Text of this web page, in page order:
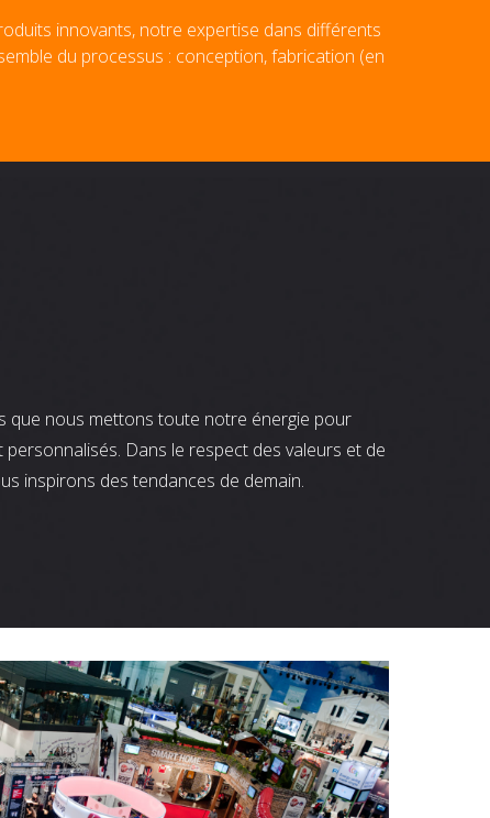
innovants, notre expertise dans différents
du processus : conception, fabrication (en
que nous mettons toute notre énergie pour
Dans le respect des valeurs et de
inspirons des tendances de demain.